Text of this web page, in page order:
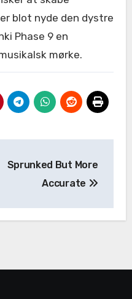
blot nyde den dystre
Phase 9 en
mørke.
Sprunked But More
Accurate